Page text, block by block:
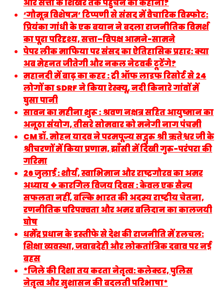
और सत्ता के शिखर तक पहुँचने की कहानी?
‘गौमूत्र विशेषज्ञ’ टिप्पणी से संसद में वैचारिक विस्फोट:
प्रियंका गांधी के एक बयान ने बदला राजनीतिक विमर्श
का पूरा परिदृश्य, सत्ता–विपक्ष आमने-सामने
पेपर लीक माफिया पर संसद का ऐतिहासिक प्रहार: क्या
अब मेहनत जीतेगी और नकल नेटवर्क टूटेंगे?
महानदी में बाढ़ का कहर : ट्री ऑफ लाइफ रिसोर्ट से 24
लोगों का SDRF ने किया रेस्क्यू, नदी किनारे गांवों में
घुसा पानी
सावन का महीना शुरू : श्रवण नक्षत्र सहित आयुष्मान का
अनूठा संयोग, तीसरे सोमवार को मनेगी नाग पंचमी
CM डॉ. मोहन यादव ने परमपूज्य सद्गुरु श्री ऋतेश्वर जी के
श्रीचरणों में किया प्रणाम, झाँसी में दिखी गुरु-परंपरा की
गरिमा
26 जुलाई : शौर्य, स्वाभिमान और राष्ट्रगौरव का अमर
अध्याय ❖ कारगिल विजय दिवस : केवल एक सैन्य
सफलता नहीं, बल्कि भारत की अदम्य राष्ट्रीय चेतना,
रणनीतिक परिपक्वता और अमर बलिदान का कालजयी
घोष
धर्मेंद्र प्रधान के इस्तीफे से देश की राजनीति में हलचल:
शिक्षा व्यवस्था, जवाबदेही और लोकतांत्रिक दबाव पर नई
बहस
*जिले की दिशा तय करता नेतृत्व: कलेक्टर, पुलिस
नेतृत्व और सुशासन की बदलती परिभाषा*